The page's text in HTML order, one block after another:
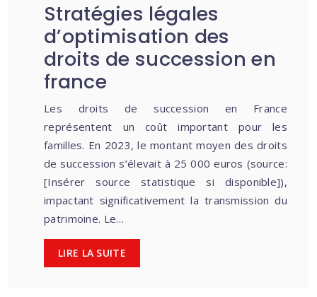
Stratégies légales
d’optimisation des
droits de succession en
france
Les droits de succession en France
représentent un coût important pour les
familles. En 2023, le montant moyen des droits
de succession s’élevait à 25 000 euros (source:
[Insérer source statistique si disponible]),
impactant significativement la transmission du
patrimoine. Le…
LIRE LA SUITE